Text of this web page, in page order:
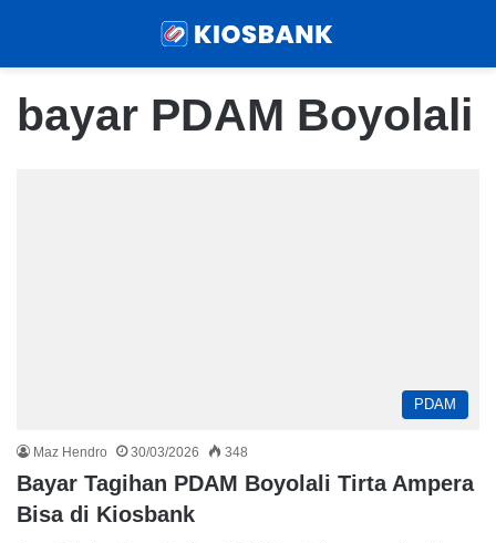
bayar PDAM Boyolali
PDAM
Maz Hendro 30/03/2026 348
Bayar Tagihan PDAM Boyolali Tirta Ampera
Bisa di Kiosbank